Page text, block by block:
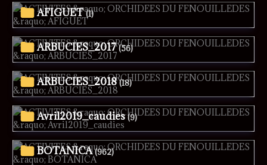
AFIGUET (1)
ARBUCIES_2017 (56)
ARBUCIES_2018 (18)
Avril2019_caudies (9)
BOTANICA (962)